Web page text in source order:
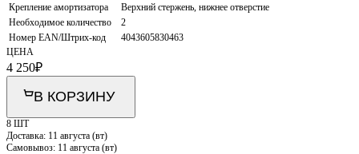
Крепление амортизатора
Верхний стержень, нижнее отверстие
Необходимое количество
2
Номер EAN/Штрих-код
4043605830463
ЦЕНА
4 250₽
В КОРЗИНУ
8 ШТ
Доставка: 11 августа (вт)
Самовывоз: 11 августа (вт)